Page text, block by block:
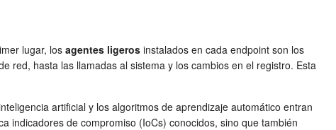
lugar, los agentes ligeros instalados en cada endpoint son los
red, hasta las llamadas al sistema y los cambios en el registro. Esta
artificial y los algoritmos de aprendizaje automático entran
indicadores de compromiso (IoCs) conocidos, sino que también